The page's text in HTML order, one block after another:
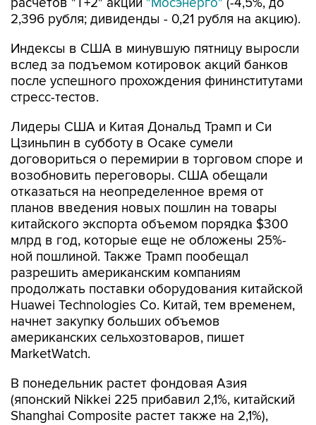
2,396 рубля; дивиденды - 0,21 рубля на акцию).
Индексы в США в минувшую пятницу выросли
вслед за подъемом котировок акций банков
после успешного прохождения фининститутами
стресс-тестов.
Лидеры США и Китая Дональд Трамп и Си
Цзиньпин в субботу в Осаке сумели
договориться о перемирии в торговом споре и
возобновить переговоры. США обещали
отказаться на неопределенное время от
планов введения новых пошлин на товары
китайского экспорта объемом порядка $300
млрд в год, которые еще не обложены 25%-
ной пошлиной. Также Трамп пообещал
разрешить американским компаниям
продолжать поставки оборудования китайской
Huawei Technologies Co. Китай, тем временем,
начнет закупку больших объемов
американских сельхозтоваров, пишет
MarketWatch.
В понедельник растет фондовая Азия
(японский Nikkei 225 прибавил 2,1%, китайский
Shanghai Composite растет также на 2,1%),